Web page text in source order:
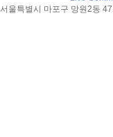
서울특별시 마포구 망원2동